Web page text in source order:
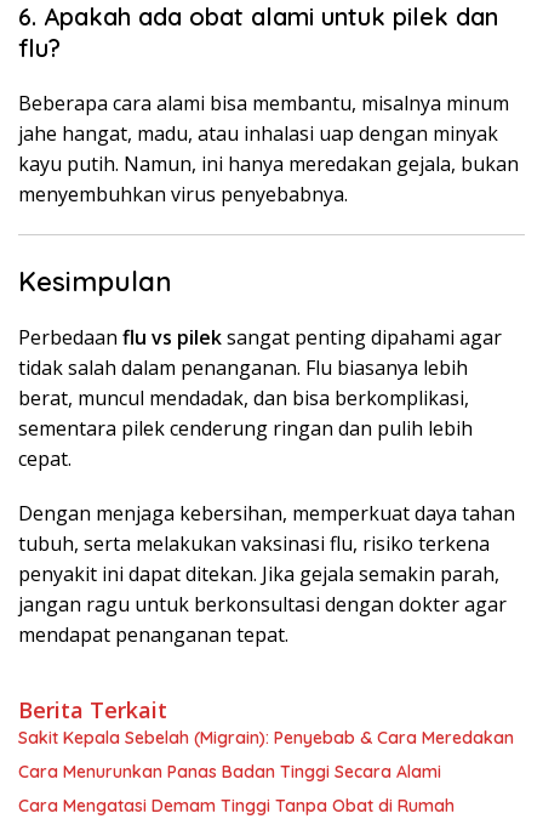
6. Apakah ada obat alami untuk pilek dan
flu?
Beberapa cara alami bisa membantu, misalnya minum
jahe hangat, madu, atau inhalasi uap dengan minyak
kayu putih. Namun, ini hanya meredakan gejala, bukan
menyembuhkan virus penyebabnya.
Kesimpulan
Perbedaan flu vs pileksangat penting dipahami agar
tidak salah dalam penanganan. Flu biasanya lebih
berat, muncul mendadak, dan bisa berkomplikasi,
sementara pilek cenderung ringan dan pulih lebih
cepat.
Dengan menjaga kebersihan, memperkuat daya tahan
tubuh, serta melakukan vaksinasi flu, risiko terkena
penyakit ini dapat ditekan. Jika gejala semakin parah,
jangan ragu untuk berkonsultasi dengan dokter agar
mendapat penanganan tepat.
Berita Terkait
Sakit Kepala Sebelah (Migrain): Penyebab & Cara Meredakan
Cara Menurunkan Panas Badan Tinggi Secara Alami
Cara Mengatasi Demam Tinggi Tanpa Obat di Rumah